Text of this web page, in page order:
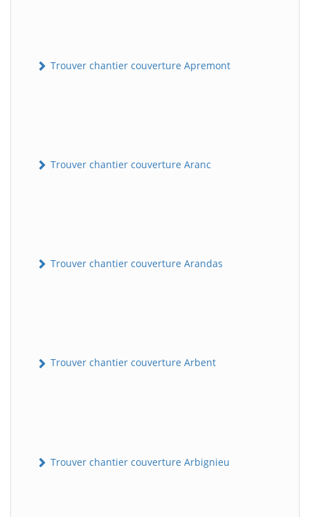
Trouver chantier couverture Apremont
Trouver chantier couverture Aranc
Trouver chantier couverture Arandas
Trouver chantier couverture Arbent
Trouver chantier couverture Arbignieu